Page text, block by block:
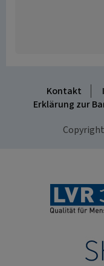
Kontakt
Erklärung zur